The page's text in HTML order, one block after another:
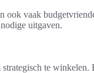
ook vaak
uitgaven.
te